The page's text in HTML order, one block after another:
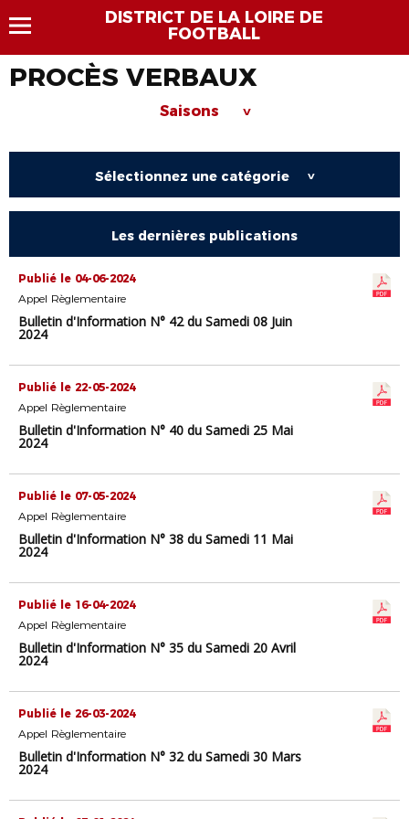
DISTRICT DE LA LOIRE DE
FOOTBALL
PROCÈS VERBAUX
Saisons >
Sélectionnez une catégorie >
Les dernières publications
Publié le 04-06-2024
Appel Règlementaire
Bulletin d'Information N° 42 du Samedi 08 Juin
2024
Publié le 22-05-2024
Appel Règlementaire
Bulletin d'Information N° 40 du Samedi 25 Mai
2024
Publié le 07-05-2024
Appel Règlementaire
Bulletin d'Information N° 38 du Samedi 11 Mai
2024
Publié le 16-04-2024
Appel Règlementaire
Bulletin d'Information N° 35 du Samedi 20 Avril
2024
Publié le 26-03-2024
Appel Règlementaire
Bulletin d'Information N° 32 du Samedi 30 Mars
2024